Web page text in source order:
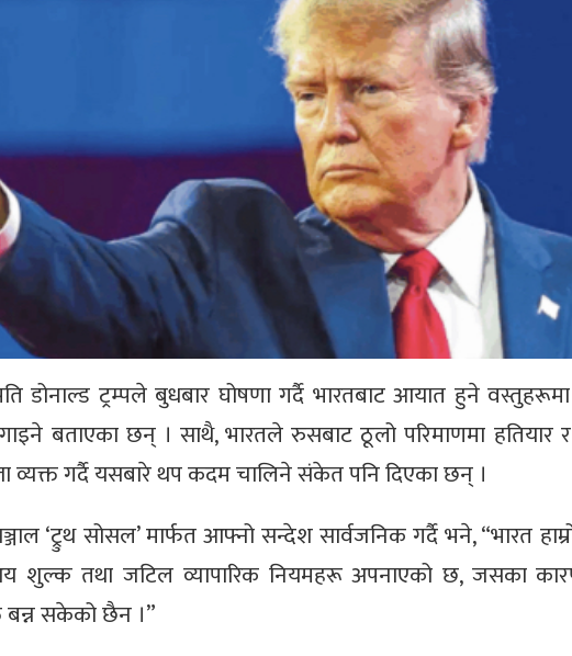
डोनाल्ड ट्रम्पले बुधबार घोषणा गर्दै भारतबाट आयात हुने
बताएका छन् । साथै, भारतले रुसबाट ठूलो परिमाणमा हतियार
व्यक्त गर्दै यसबारे थप कदम चालिने संकेत पनि दिएका छन् ।
‘ट्रुथ सोसल’ मार्फत आफ्नो सन्देश सार्वजनिक गर्दै भने, “भारत
शुल्क तथा जटिल व्यापारिक नियमहरू अपनाएको छ, जसका
सकेको छैन ।”